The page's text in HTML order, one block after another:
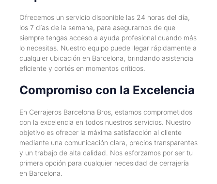
Ofrecemos un servicio disponible las 24 horas del día,
los 7 días de la semana, para asegurarnos de que
siempre tengas acceso a ayuda profesional cuando más
lo necesitas. Nuestro equipo puede llegar rápidamente a
cualquier ubicación en Barcelona, brindando asistencia
eficiente y cortés en momentos críticos.
Compromiso con la Excelencia
En Cerrajeros Barcelona Bros, estamos comprometidos
con la excelencia en todos nuestros servicios. Nuestro
objetivo es ofrecer la máxima satisfacción al cliente
mediante una comunicación clara, precios transparentes
y un trabajo de alta calidad. Nos esforzamos por ser tu
primera opción para cualquier necesidad de cerrajería
en Barcelona.